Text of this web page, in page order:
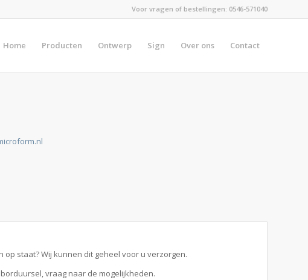
Voor vragen of bestellingen: 0546-571040
Home Producten Ontwerp Sign Over ons Contact
staat? Wij kunnen dit geheel voor u verzorgen.
vraag naar de mogelijkheden.